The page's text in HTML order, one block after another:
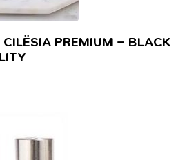
CILËSIA PREMIUM – BLACK